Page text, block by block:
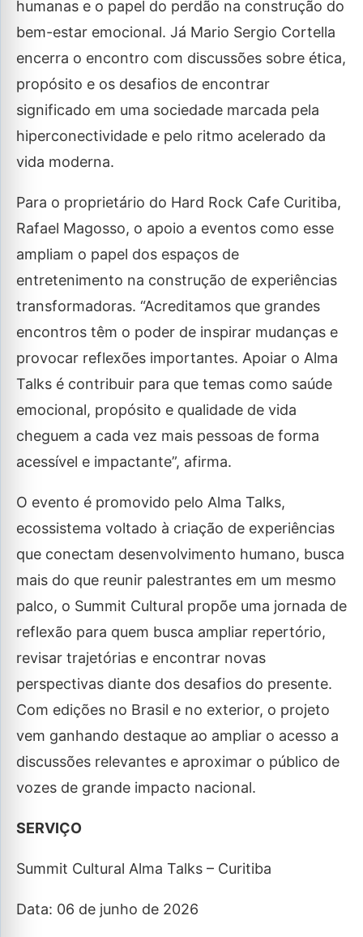
humanas e o papel do perdão na construção do
bem-estar emocional. Já Mario Sergio Cortella
encerra o encontro com discussões sobre ética,
propósito e os desafios de encontrar
significado em uma sociedade marcada pela
hiperconectividade e pelo ritmo acelerado da
vida moderna.
Para o proprietário do Hard Rock Cafe Curitiba,
Rafael Magosso, o apoio a eventos como esse
ampliam o papel dos espaços de
entretenimento na construção de experiências
transformadoras. “Acreditamos que grandes
encontros têm o poder de inspirar mudanças e
provocar reflexões importantes. Apoiar o Alma
Talks é contribuir para que temas como saúde
emocional, propósito e qualidade de vida
cheguem a cada vez mais pessoas de forma
acessível e impactante”, afirma.
O evento é promovido pelo Alma Talks,
ecossistema voltado à criação de experiências
que conectam desenvolvimento humano, busca
mais do que reunir palestrantes em um mesmo
palco, o Summit Cultural propõe uma jornada de
reflexão para quem busca ampliar repertório,
revisar trajetórias e encontrar novas
perspectivas diante dos desafios do presente.
Com edições no Brasil e no exterior, o projeto
vem ganhando destaque ao ampliar o acesso a
discussões relevantes e aproximar o público de
vozes de grande impacto nacional.
SERVIÇO
Summit Cultural Alma Talks – Curitiba
Data: 06 de junho de 2026